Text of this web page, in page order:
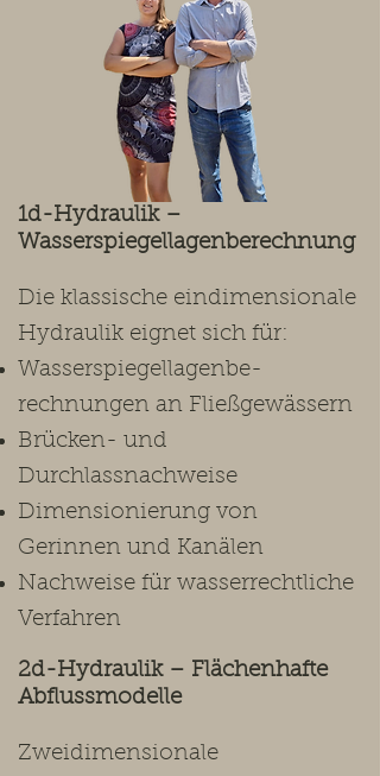
​1d-Hydraulik –
Wasserspiegellagenberechnung
Die klassische eindimensionale
Hydraulik eignet sich für:
Wasserspiegellagenbe-
rechnungen an Fließgewässern
Brücken- und
Durchlassnachweise
Dimensionierung von
Gerinnen und Kanälen
Nachweise für wasserrechtliche
Verfahren
2d-Hydraulik – Flächenhafte
Abflussmodelle
Zweidimensionale